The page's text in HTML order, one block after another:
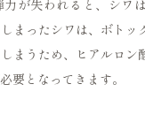
が失われると、シワ
まったシワは、ボトッ
まうため、ヒアルロン
要となってきます。